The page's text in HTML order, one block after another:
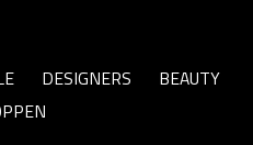
DESIGNERS
BEAUTY